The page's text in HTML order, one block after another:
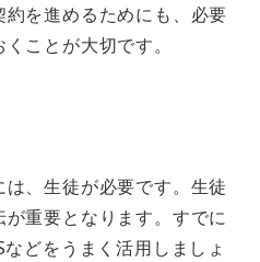
を進めるためにも、必要
ことが大切です。
、生徒が必要です。生徒
重要となります。すでに
どをうまく活用しましょ